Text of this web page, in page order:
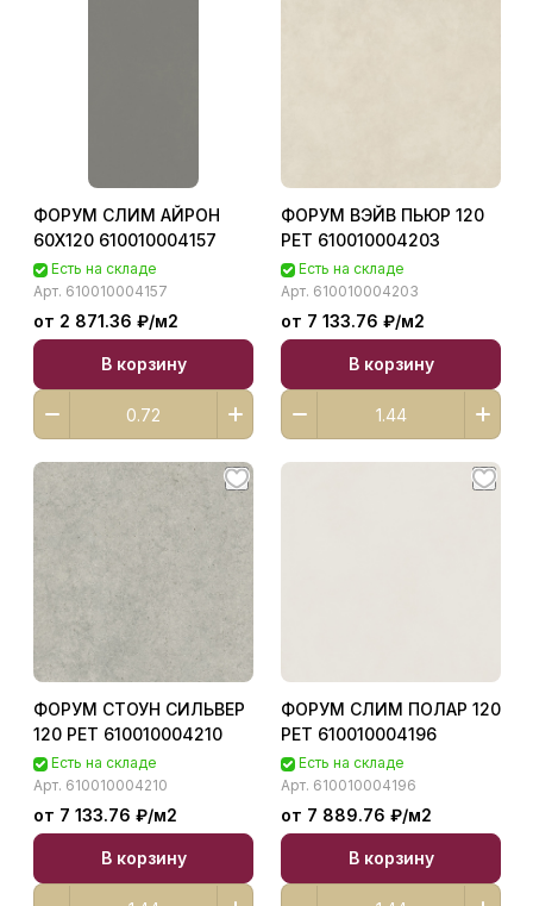
ФОРУМ СЛИМ АЙРОН
60X120 610010004157
Есть на складе
Арт. 610010004157
от 2 871.36 ₽/м2
В корзину
ФОРУМ ВЭЙВ ПЬЮР 120
РЕТ 610010004203
Есть на складе
Арт. 610010004203
от 7 133.76 ₽/м2
В корзину
ФОРУМ СТОУН СИЛЬВЕР
120 РЕТ 610010004210
Есть на складе
Арт. 610010004210
от 7 133.76 ₽/м2
В корзину
ФОРУМ СЛИМ ПОЛАР 120
РЕТ 610010004196
Есть на складе
Арт. 610010004196
от 7 889.76 ₽/м2
В корзину